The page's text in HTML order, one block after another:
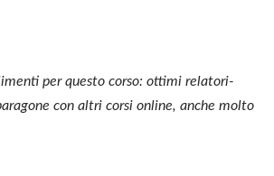
per questo corso: ottimi relatori-
con altri corsi online, anche molto